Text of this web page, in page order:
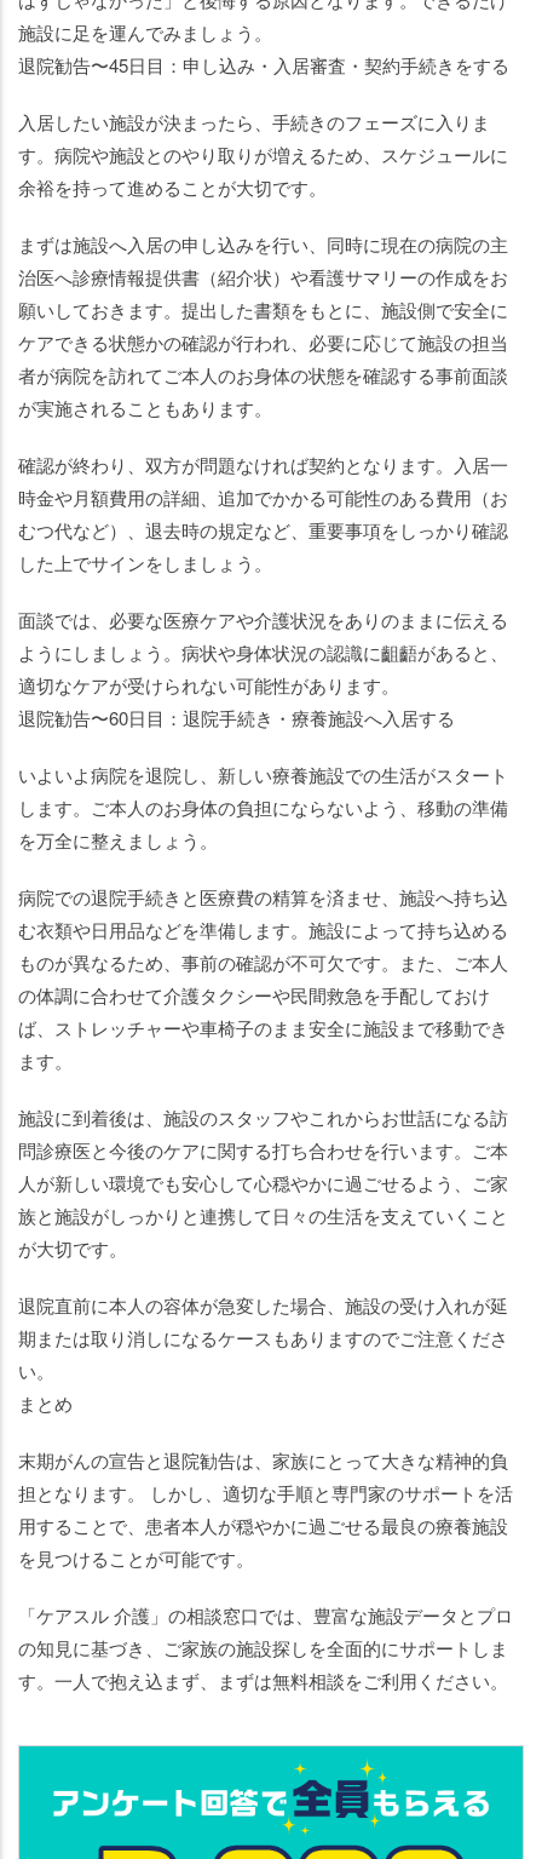
施設に足を運んでみましょう。
退院勧告〜45日目：申し込み・入居審査・契約手続きをする
入居したい施設が決まったら、手続きのフェーズに入りま
す。病院や施設とのやり取りが増えるため、スケジュールに
余裕を持って進めることが大切です。
まずは施設へ入居の申し込みを行い、同時に現在の病院の主
治医へ診療情報提供書（紹介状）や看護サマリーの作成をお
願いしておきます。提出した書類をもとに、施設側で安全に
ケアできる状態かの確認が行われ、必要に応じて施設の担当
者が病院を訪れてご本人のお身体の状態を確認する事前面談
が実施されることもあります。
確認が終わり、双方が問題なければ契約となります。入居一
時金や月額費用の詳細、追加でかかる可能性のある費用（お
むつ代など）、退去時の規定など、重要事項をしっかり確認
した上でサインをしましょう。
面談では、必要な医療ケアや介護状況をありのままに伝える
ようにしましょう。病状や身体状況の認識に齟齬があると、
適切なケアが受けられない可能性があります。
退院勧告〜60日目：退院手続き・療養施設へ入居する
いよいよ病院を退院し、新しい療養施設での生活がスタート
します。ご本人のお身体の負担にならないよう、移動の準備
を万全に整えましょう。
病院での退院手続きと医療費の精算を済ませ、施設へ持ち込
む衣類や日用品などを準備します。施設によって持ち込める
ものが異なるため、事前の確認が不可欠です。また、ご本人
の体調に合わせて介護タクシーや民間救急を手配しておけ
ば、ストレッチャーや車椅子のまま安全に施設まで移動でき
ます。
施設に到着後は、施設のスタッフやこれからお世話になる訪
問診療医と今後のケアに関する打ち合わせを行います。ご本
人が新しい環境でも安心して心穏やかに過ごせるよう、ご家
族と施設がしっかりと連携して日々の生活を支えていくこと
が大切です。
退院直前に本人の容体が急変した場合、施設の受け入れが延
期または取り消しになるケースもありますのでご注意くださ
い。
まとめ
末期がんの宣告と退院勧告は、家族にとって大きな精神的負
担となります。 しかし、適切な手順と専門家のサポートを活
用することで、患者本人が穏やかに過ごせる最良の療養施設
を見つけることが可能です。
「ケアスル 介護」の相談窓口では、豊富な施設データとプロ
の知見に基づき、ご家族の施設探しを全面的にサポートしま
す。一人で抱え込まず、まずは無料相談をご利用ください。